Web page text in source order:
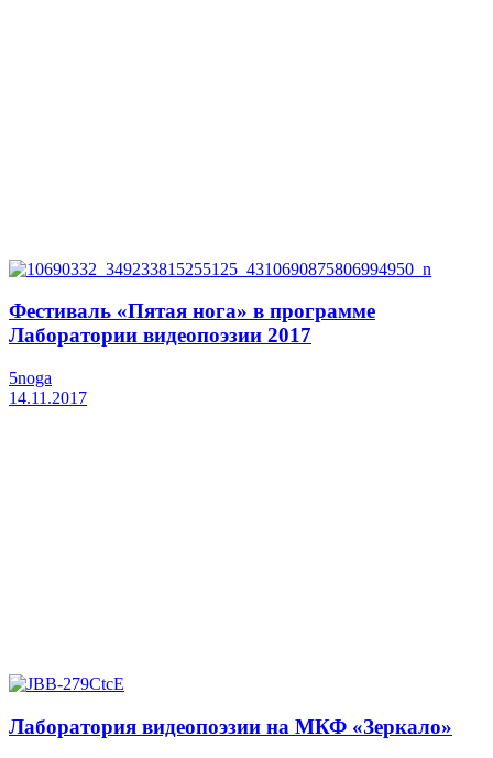
Фестиваль «Пятая нога» в программе
Лаборатории видеопоэзии 2017
5noga
14.11.2017
Лаборатория видеопоэзии на МКФ «Зеркало»